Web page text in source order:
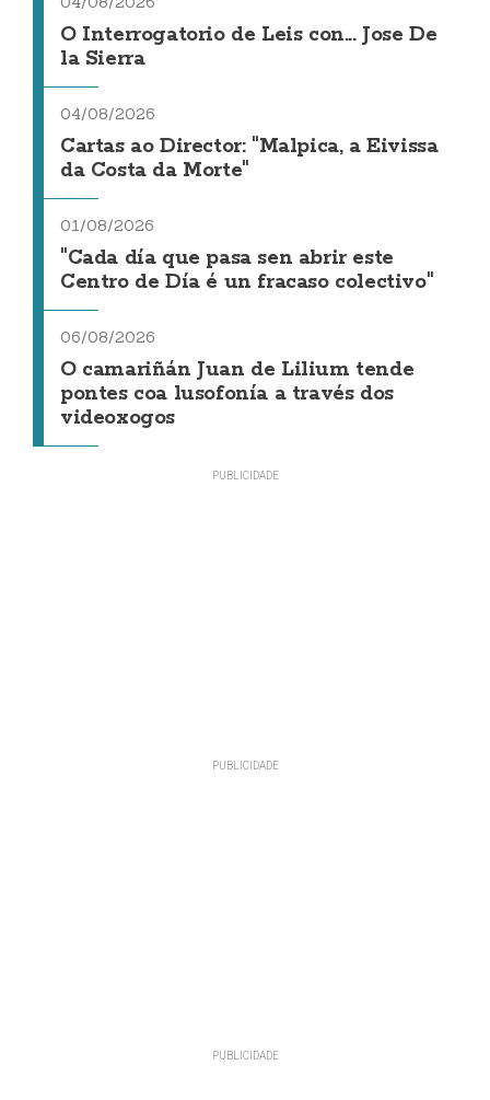
O Interrogatorio de Leis con... Jose De
la Sierra
04/08/2026
Cartas ao Director: "Malpica, a Eivissa
da Costa da Morte"
01/08/2026
"Cada día que pasa sen abrir este
Centro de Día é un fracaso colectivo"
06/08/2026
O camariñán Juan de Lilium tende
pontes coa lusofonía a través dos
videoxogos